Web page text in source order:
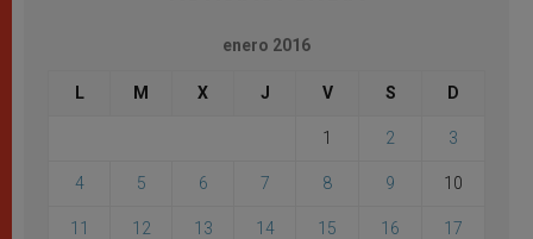
enero 2016
L M X J V S D
1 2 3
4 5 6 7 8 9 10
11 12 13 14 15 16 17